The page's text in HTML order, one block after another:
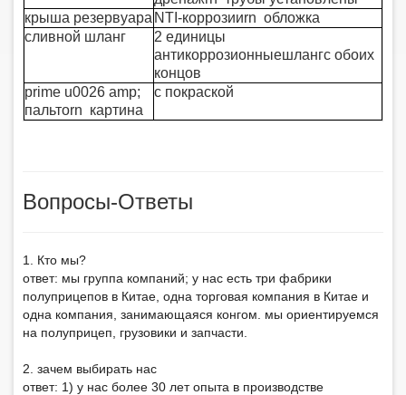
крыша резервуара NTI-коррозииrn обложка
сливной шланг
2 единицы
антикоррозионныешлангс обоих
концов
prime u0026 amp;
пальтоrn картина
с покраской
Вопросы-Ответы
1. Кто мы?
ответ: мы группа компаний; у нас есть три фабрики
полуприцепов в Китае, одна торговая компания в Китае и
одна компания, занимающаяся конгом. мы ориентируемся
на полуприцеп, грузовики и запчасти.
2. зачем выбирать нас
ответ: 1) у нас более 30 лет опыта в производстве